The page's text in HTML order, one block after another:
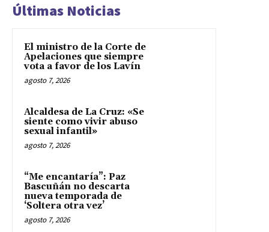
Últimas Noticias
El ministro de la Corte de
Apelaciones que siempre
vota a favor de los Lavín
agosto 7, 2026
Alcaldesa de La Cruz: «Se
siente como vivir abuso
sexual infantil»
agosto 7, 2026
“Me encantaría”: Paz
Bascuñán no descarta
nueva temporada de
‘Soltera otra vez’
agosto 7, 2026